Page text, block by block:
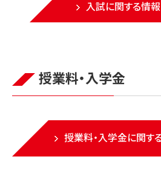
入試に関する情
授業料・入学金
授業料・入学金に関す